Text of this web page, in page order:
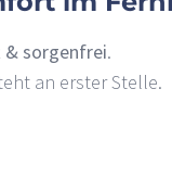
& sorgenfrei.
an erster Stelle.